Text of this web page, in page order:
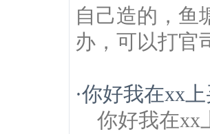
自己造的，鱼
办，可以打官
·你好我在xx
你好我在xx